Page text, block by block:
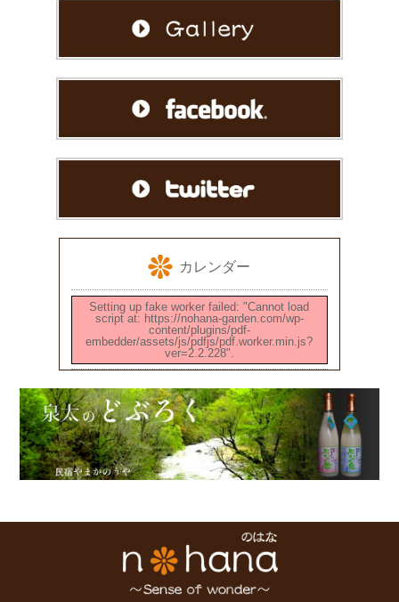
カレンダー
Setting up fake worker failed: "Cannot load
script at: https://nohana-garden.com/wp-
content/plugins/pdf-
embedder/assets/js/pdfjs/pdf.worker.min.js?
ver=2.2.228".